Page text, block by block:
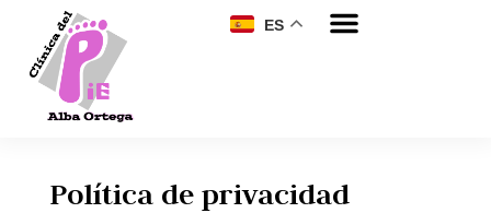
ES
Política de privacidad